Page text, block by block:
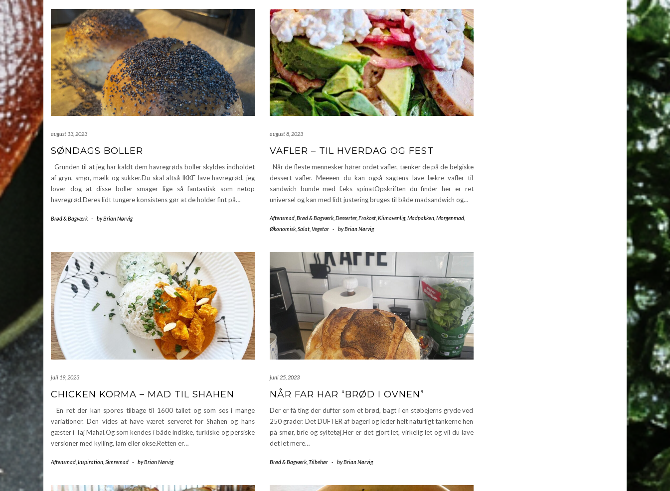
august 13, 2023
SØNDAGS BOLLER
Grunden til at jeg har kaldt dem havregrøds boller skyldes indholdet
af gryn, smør, mælk og sukker.Du skal altså IKKE lave havregrød, jeg
lover dog at disse boller smager lige så fantastisk som netop
havregrød.Deres lidt tungere konsistens gør at de holder fint på…
Brød & Bagværk - byBrian Nørvig
august 8, 2023
VAFLER – TIL HVERDAG OG FEST
Når de fleste mennesker hører ordet vafler, tænker de på de belgiske
dessert vafler. Meeeen du kan også sagtens lave lækre vafler til
sandwich bunde med f.eks spinatOpskriften du finder her er ret
universel og kan med lidt justering bruges til både madsandwich og…
Aftensmad, Brød & Bagværk, Desserter, Frokost, Klimavenlig, Madpakken, Morgenmad,
Økonomisk, Salat, Vegetar - byBrian Nørvig
juli 19, 2023
CHICKEN KORMA – MAD TIL SHAHEN
En ret der kan spores tilbage til 1600 tallet og som ses i mange
variationer. Den vides at have været serveret for Shahen og hans
gæster i Taj Mahal.Og som kendes i både indiske, turkiske og persiske
versioner med kylling, lam eller okse.Retten er…
Aftensmad Inspiration Simremad - byBrian Nørvig
juni 25, 2023
NÅR FAR HAR “BRØD I OVNEN”
Der er få ting der dufter som et brød, bagt i en støbejerns gryde ved
250 grader. Det DUFTER af bageri og leder helt naturligt tankerne hen
på smør, brie og syltetøj.Her er det gjort let, virkelig let og vil du lave
det let mere…
Brød & Bagværk, Tilbehør - byBrian Nørvig